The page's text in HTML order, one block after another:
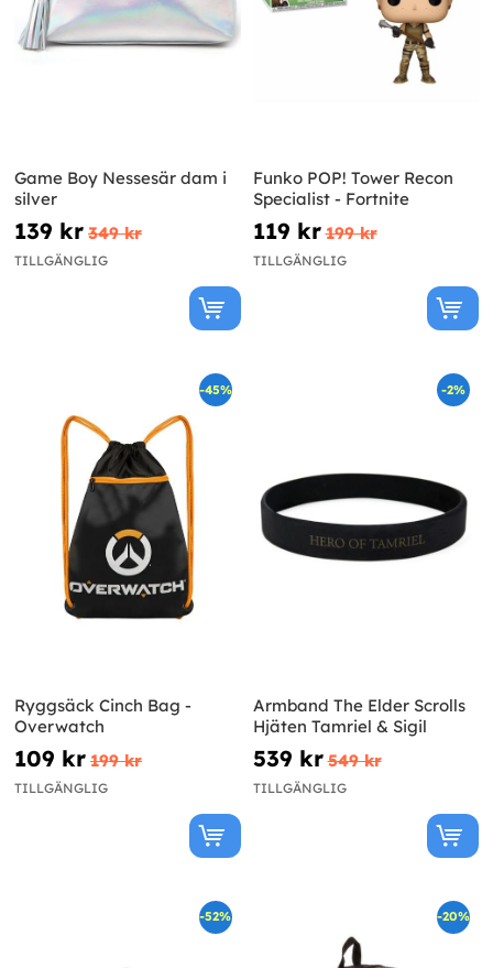
Game Boy Nessesär dam i
silver
139 kr 349 kr
TILLGÄNGLIG
Funko POP! Tower Recon
Specialist - Fortnite
119 kr 199 kr
TILLGÄNGLIG
-45%
Ryggsäck Cinch Bag -
Overwatch
109 kr 199 kr
TILLGÄNGLIG
-2%
Armband The Elder Scrolls
Hjäten Tamriel & Sigil
539 kr 549 kr
TILLGÄNGLIG
-52% -20%